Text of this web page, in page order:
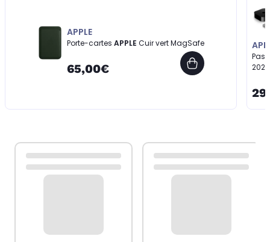
APPLE
Porte-cartes APPLE Cuir vert MagSafe
65,00€
2022